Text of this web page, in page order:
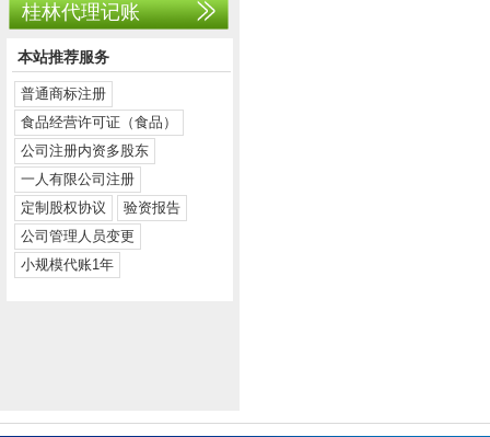
桂林代理记账
本站推荐服务
普通商标注册
食品经营许可证（食品）
公司注册内资多股东
一人有限公司注册
定制股权协议
验资报告
公司管理人员变更
小规模代账1年